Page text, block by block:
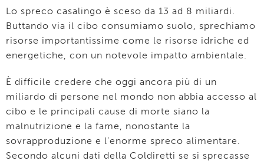
Lo spreco casalingo è sceso da 13 ad 8 miliardi.
Buttando via il cibo consumiamo suolo, sprechiamo
risorse importantissime come le risorse idriche ed
energetiche, con un notevole impatto ambientale.
È difficile credere che oggi ancora più di un
miliardo di persone nel mondo non abbia accesso al
cibo e le principali cause di morte siano la
malnutrizione e la fame, nonostante la
sovrapproduzione e l’enorme spreco alimentare.
Secondo alcuni dati della Coldiretti se si sprecasse